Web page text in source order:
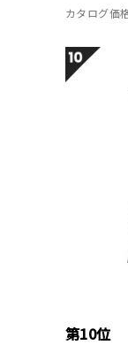
カタログ価
第10位